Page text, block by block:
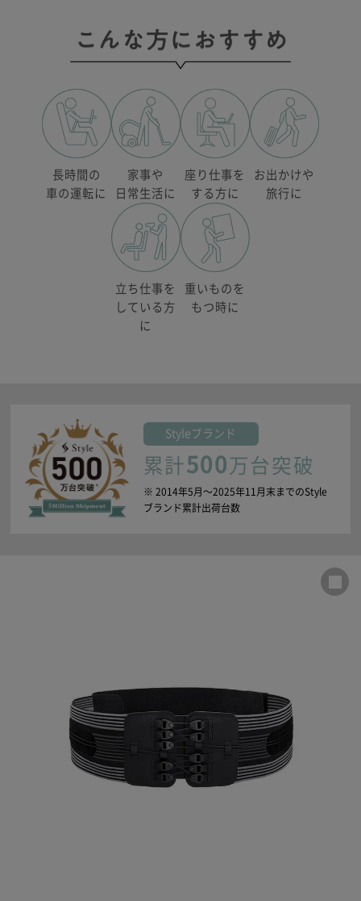
長時間の
車の運転に
家事や
日常生活に
座り仕事を
する方に
お出かけや
旅行に
立ち仕事を
している方
に
重いものを
もつ時に
Style ブランド
累計500 万台突破
※ 2014年5月〜2025年11月末までのStyle
ブランド累計出荷台数